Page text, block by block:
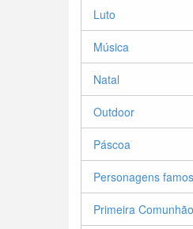
Luto
Música
Natal
Outdoor
Páscoa
Personagens
Primeira Comunhão